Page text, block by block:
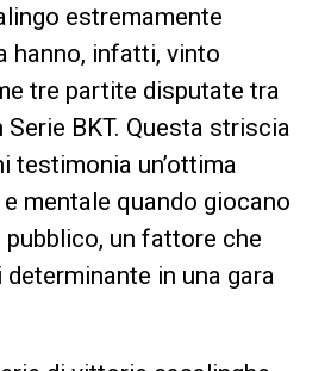
estremamente
hanno, infatti, vinto
tre partite disputate tra
Serie BKT. Questa striscia
testimonia un’ottima
mentale quando giocano
un fattore che
in una gara